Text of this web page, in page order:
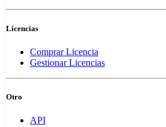
Licencias
Comprar Licencia
Gestionar Licencias
Otro
API